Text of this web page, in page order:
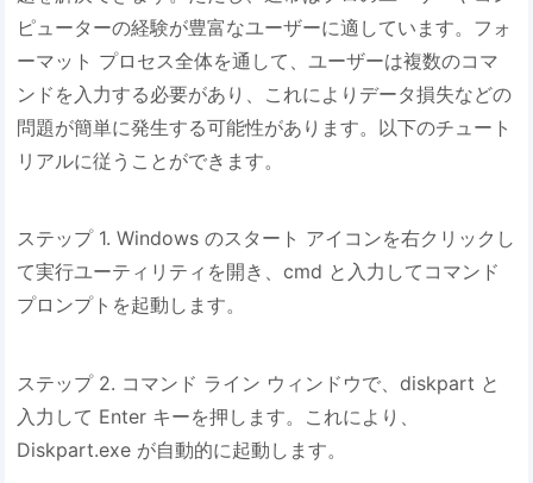
ピューターの経験が豊富なユーザーに適しています。フォ
ーマット プロセス全体を通して、ユーザーは複数のコマ
ンドを入力する必要があり、これによりデータ損失などの
問題が簡単に発生する可能性があります。以下のチュート
リアルに従うことができます。
ステップ 1. Windows のスタート アイコンを右クリックし
て実行ユーティリティを開き、cmd と入力してコマンド
プロンプトを起動します。
ステップ 2. コマンド ライン ウィンドウで、diskpart と
入力して Enter キーを押します。これにより、
Diskpart.exe が自動的に起動します。